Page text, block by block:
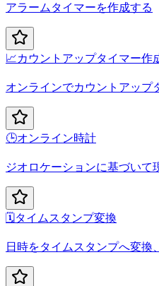
アラームタイマーを作成する
📈カウントアップタイマー作
オンラインでカウントアップ
🕒オンライン時計
ジオロケーションに基づいて
🗓️タイムスタンプ変換
日時をタイムスタンプへ変換